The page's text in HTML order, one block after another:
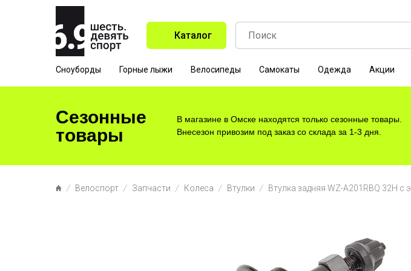
Каталог
Сноуборды Горные лыжи Велосипеды Самокаты Одежда Акции
Сезонные
товары
В магазине в Омске находятся только сезонные товары.
Внесезон привозим под заказ со склада за 1-3 дня.
Велоспорт Запчасти Колеса Втулки